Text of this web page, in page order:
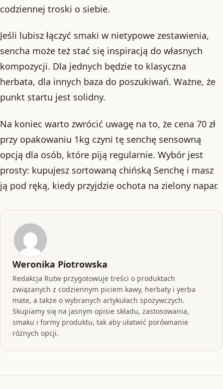
codziennej troski o siebie.
Jeśli lubisz łączyć smaki w nietypowe zestawienia,
sencha może też stać się inspiracją do własnych
kompozycji. Dla jednych będzie to klasyczna
herbata, dla innych baza do poszukiwań. Ważne, że
punkt startu jest solidny.
Na koniec warto zwrócić uwagę na to, że cena 70 zł
przy opakowaniu 1kg czyni tę senchę sensowną
opcją dla osób, które piją regularnie. Wybór jest
prosty: kupujesz sortowaną chińską Senchę i masz
ją pod ręką, kiedy przyjdzie ochota na zielony napar.
Weronika Piotrowska
Redakcja Rutw przygotowuje treści o produktach
związanych z codziennym piciem kawy, herbaty i yerba
mate, a także o wybranych artykułach spożywczych.
Skupiamy się na jasnym opisie składu, zastosowania,
smaku i formy produktu, tak aby ułatwić porównanie
różnych opcji.